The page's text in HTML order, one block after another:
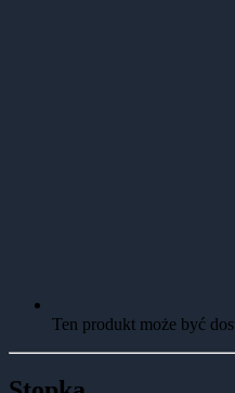
Ten produkt może być